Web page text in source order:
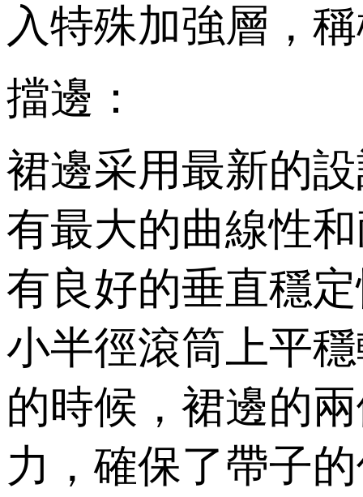
入特殊加強層，
擋邊：
裙邊采用最新的設
有最大的曲線性和
有良好的垂直穩定性
小半徑滾筒上平穩
的時候，裙邊
力，確保了帶子